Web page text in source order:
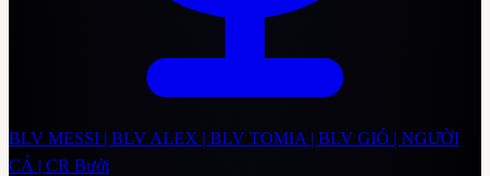
BLV MESSI | BLV ALEX | BLV TOMIA | BLV GIÓ | NGƯỜI
CÁ | CR Bưởi